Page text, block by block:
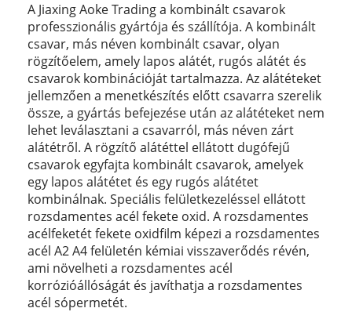
A Jiaxing Aoke Trading a kombinált csavarok
professzionális gyártója és szállítója. A kombinált
csavar, más néven kombinált csavar, olyan
rögzítőelem, amely lapos alátét, rugós alátét és
csavarok kombinációját tartalmazza. Az alátéteket
jellemzően a menetkészítés előtt csavarra szerelik
össze, a gyártás befejezése után az alátéteket nem
lehet leválasztani a csavarról, más néven zárt
alátétről. A rögzítő alátéttel ellátott dugófejű
csavarok egyfajta kombinált csavarok, amelyek
egy lapos alátétet és egy rugós alátétet
kombinálnak. Speciális felületkezeléssel ellátott
rozsdamentes acél fekete oxid. A rozsdamentes
acélfeketét fekete oxidfilm képezi a rozsdamentes
acél A2 A4 felületén kémiai visszaverődés révén,
ami növelheti a rozsdamentes acél
korrózióállóságát és javíthatja a rozsdamentes
acél sópermetét.